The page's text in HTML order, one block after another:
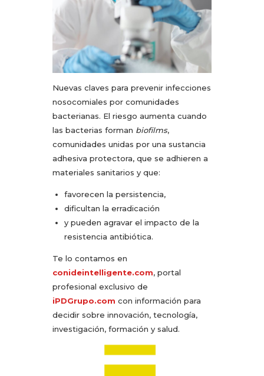
Nuevas claves para prevenir infecciones
nosocomiales por comunidades
bacterianas. El riesgo aumenta cuando
las bacterias forman biofilms,
comunidades unidas por una sustancia
adhesiva protectora, que se adhieren a
materiales sanitarios y que:
favorecen la persistencia,
dificultan la erradicación
y pueden agravar el impacto de la
resistencia antibiótica.
Te lo contamos en
conideintelligente.com, portal
profesional exclusivo de
iPDGrupo.com con información para
decidir sobre innovación, tecnología,
investigación, formación y salud.